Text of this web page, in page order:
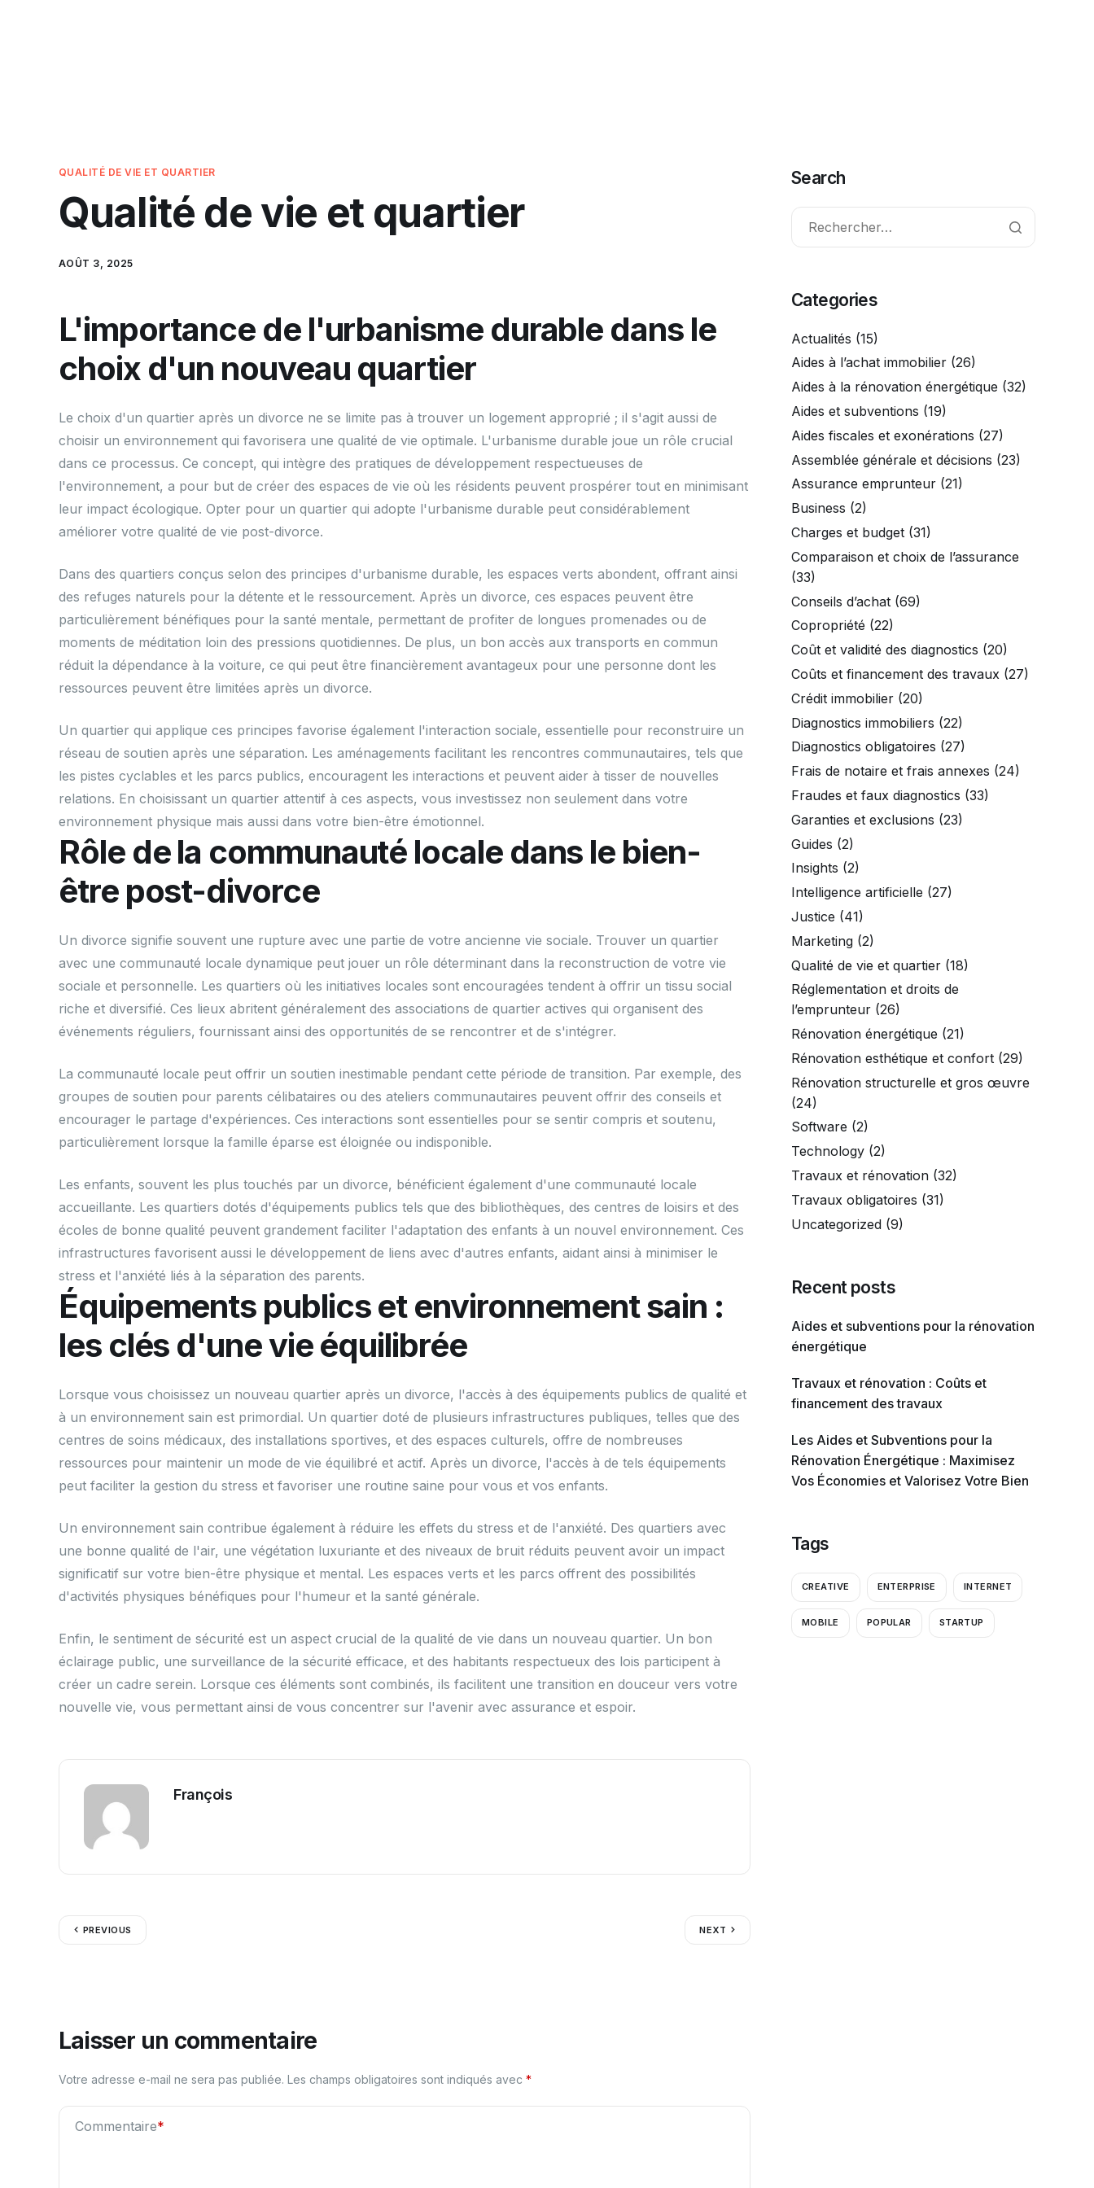
QUALITÉ DE VIE ET QUARTIER
Qualité de vie et quartier
AOÛT 3, 2025
L'importance de l'urbanisme durable dans le
choix d'un nouveau quartier
Le choix d'un quartier après un divorce ne se limite pas à trouver un logement approprié ; il s'agit aussi de
choisir un environnement qui favorisera une qualité de vie optimale. L'urbanisme durable joue un rôle crucial
dans ce processus. Ce concept, qui intègre des pratiques de développement respectueuses de
l'environnement, a pour but de créer des espaces de vie où les résidents peuvent prospérer tout en minimisant
leur impact écologique. Opter pour un quartier qui adopte l'urbanisme durable peut considérablement
améliorer votre qualité de vie post-divorce.
Dans des quartiers conçus selon des principes d'urbanisme durable, les espaces verts abondent, offrant ainsi
des refuges naturels pour la détente et le ressourcement. Après un divorce, ces espaces peuvent être
particulièrement bénéfiques pour la santé mentale, permettant de profiter de longues promenades ou de
moments de méditation loin des pressions quotidiennes. De plus, un bon accès aux transports en commun
réduit la dépendance à la voiture, ce qui peut être financièrement avantageux pour une personne dont les
ressources peuvent être limitées après un divorce.
Un quartier qui applique ces principes favorise également l'interaction sociale, essentielle pour reconstruire un
réseau de soutien après une séparation. Les aménagements facilitant les rencontres communautaires, tels que
les pistes cyclables et les parcs publics, encouragent les interactions et peuvent aider à tisser de nouvelles
relations. En choisissant un quartier attentif à ces aspects, vous investissez non seulement dans votre
environnement physique mais aussi dans votre bien-être émotionnel.
Rôle de la communauté locale dans le bien-
être post-divorce
Un divorce signifie souvent une rupture avec une partie de votre ancienne vie sociale. Trouver un quartier
avec une communauté locale dynamique peut jouer un rôle déterminant dans la reconstruction de votre vie
sociale et personnelle. Les quartiers où les initiatives locales sont encouragées tendent à offrir un tissu social
riche et diversifié. Ces lieux abritent généralement des associations de quartier actives qui organisent des
événements réguliers, fournissant ainsi des opportunités de se rencontrer et de s'intégrer.
La communauté locale peut offrir un soutien inestimable pendant cette période de transition. Par exemple, des
groupes de soutien pour parents célibataires ou des ateliers communautaires peuvent offrir des conseils et
encourager le partage d'expériences. Ces interactions sont essentielles pour se sentir compris et soutenu,
particulièrement lorsque la famille éparse est éloignée ou indisponible.
Les enfants, souvent les plus touchés par un divorce, bénéficient également d'une communauté locale
accueillante. Les quartiers dotés d'équipements publics tels que des bibliothèques, des centres de loisirs et des
écoles de bonne qualité peuvent grandement faciliter l'adaptation des enfants à un nouvel environnement. Ces
infrastructures favorisent aussi le développement de liens avec d'autres enfants, aidant ainsi à minimiser le
stress et l'anxiété liés à la séparation des parents.
Équipements publics et environnement sain :
les clés d'une vie équilibrée
Lorsque vous choisissez un nouveau quartier après un divorce, l'accès à des équipements publics de qualité et
à un environnement sain est primordial. Un quartier doté de plusieurs infrastructures publiques, telles que des
centres de soins médicaux, des installations sportives, et des espaces culturels, offre de nombreuses
ressources pour maintenir un mode de vie équilibré et actif. Après un divorce, l'accès à de tels équipements
peut faciliter la gestion du stress et favoriser une routine saine pour vous et vos enfants.
Un environnement sain contribue également à réduire les effets du stress et de l'anxiété. Des quartiers avec
une bonne qualité de l'air, une végétation luxuriante et des niveaux de bruit réduits peuvent avoir un impact
significatif sur votre bien-être physique et mental. Les espaces verts et les parcs offrent des possibilités
d'activités physiques bénéfiques pour l'humeur et la santé générale.
Enfin, le sentiment de sécurité est un aspect crucial de la qualité de vie dans un nouveau quartier. Un bon
éclairage public, une surveillance de la sécurité efficace, et des habitants respectueux des lois participent à
créer un cadre serein. Lorsque ces éléments sont combinés, ils facilitent une transition en douceur vers votre
nouvelle vie, vous permettant ainsi de vous concentrer sur l'avenir avec assurance et espoir.
François
PREVIOUS NEXT
Laisser un commentaire
Votre adresse e-mail ne sera pas publiée. Les champs obligatoires sont indiqués avec *
Commentaire*
Search
Categories
Actualités (15)
Aides à l’achat immobilier (26)
Aides à la rénovation énergétique (32)
Aides et subventions (19)
Aides fiscales et exonérations (27)
Assemblée générale et décisions (23)
Assurance emprunteur (21)
Business (2)
Charges et budget (31)
Comparaison et choix de l’assurance
(33)
Conseils d’achat (69)
Copropriété (22)
Coût et validité des diagnostics (20)
Coûts et financement des travaux (27)
Crédit immobilier (20)
Diagnostics immobiliers (22)
Diagnostics obligatoires (27)
Frais de notaire et frais annexes (24)
Fraudes et faux diagnostics (33)
Garanties et exclusions (23)
Guides (2)
Insights (2)
Intelligence artificielle (27)
Justice (41)
Marketing (2)
Qualité de vie et quartier (18)
Réglementation et droits de
l’emprunteur (26)
Rénovation énergétique (21)
Rénovation esthétique et confort (29)
Rénovation structurelle et gros œuvre
(24)
Software (2)
Technology (2)
Travaux et rénovation (32)
Travaux obligatoires (31)
Uncategorized (9)
Recent posts
Aides et subventions pour la rénovation
énergétique
Travaux et rénovation : Coûts et
financement des travaux
Les Aides et Subventions pour la
Rénovation Énergétique : Maximisez
Vos Économies et Valorisez Votre Bien
Tags
CREATIVE ENTERPRISE INTERNET
MOBILE POPULAR STARTUP